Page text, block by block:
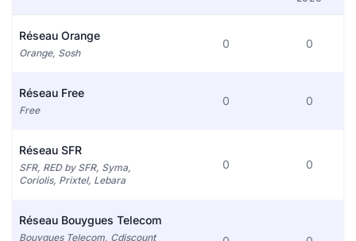
Réseau Orange
Orange, Sosh
0 0
Réseau Free
Free
0 0
Réseau SFR
SFR, RED by SFR, Syma,
Coriolis, Prixtel, Lebara
0 0
Réseau Bouygues Telecom
Bouygues Telecom, Cdiscount